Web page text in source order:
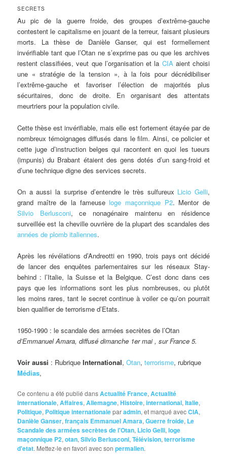
SECRETS
Au pic de la guerre froide, des groupes d’extrême-gauche
contestent le capitalisme en jouant de la terreur, faisant plusieurs
morts. La thèse de Danièle Ganser, qui est formellement
invérifiable tant que l’Otan ne s’exprime pas ou que les archives
restent classifiées, veut que l’organisation et la CIAaient choisi
une « stratégie de la tension », à la fois pour décrédibiliser
l’extrême-gauche et favoriser l’élection de majorités plus
sécuritaires, donc de droite. En organisant des attentats
meurtriers pour la population civile.
Cette thèse est invérifiable, mais elle est fortement étayée par de
nombreux témoignages diffusés dans le film. Ainsi, ce policier et
cette juge d’instruction belges qui racontent en quoi les tueurs
(impunis) du Brabant étaient des gens dotés d’un sang-froid et
d’une technique digne des services secrets.
On a aussi la surprise d’entendre le très sulfureux Licio Gelli,
grand maître de la fameuseloge maçonnique P2. Mentor de
Silvio Berlusconi, ce nonagénaire maintenu en résidence
surveillée est la cheville ouvrière de la plupart des scandales des
années de plomb italiennes.
Après les révélations d’Andreotti en 1990, trois pays ont décidé
de lancer des enquêtes parlementaires sur les réseaux Stay-
behind : l’Italie, la Suisse et la Belgique. C’est donc dans ces
pays que les informations sont les plus nombreuses, ou plutôt
les moins rares, tant le secret continue à voiler ce qu’on pourrait
bien qualifier de terrorisme d’Etats.
1950-1990 : le scandale des armées secrètes de l’Otan
d’Emmanuel Amara, diffusé dimanche 1er mai , sur France 5.
Voir aussi : RubriqueInternational,Otan,terrorisme, rubrique
Médias,
Ce contenu a été publié dansActualité France,Actualité
internationale,Affaires,Allemagne,Histoire,international,Italie,
Politique, Politique internationaleparadmin, et marqué avecCIA,
Danièle Ganser,français Emmanuel Amara,Guerre froide, Le
Scandale des armées secrètes de l'Otan, Licio Gelli,loge
maçonnique P2,otan,Silvio Berlusconi,Télévision,terrorisme
d'etat. Mettez-le en favori avec sonpermalien.